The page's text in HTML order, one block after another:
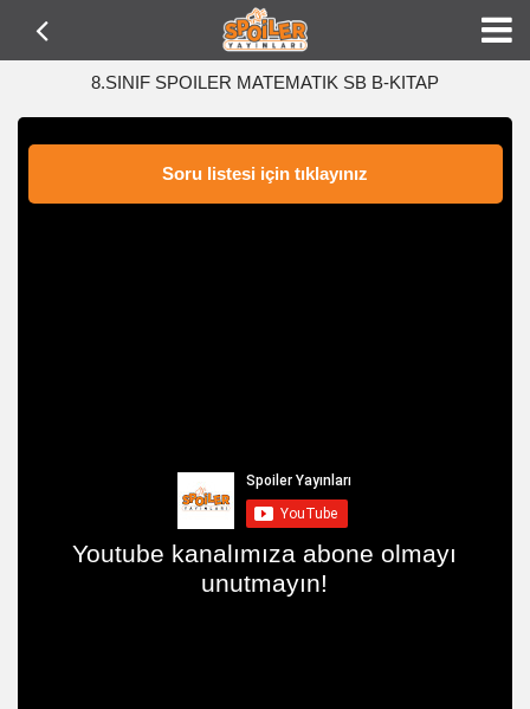
8.SINIF SPOILER MATEMATIK SB B-KITAP
Soru listesi için tıklayınız
Youtube kanalımıza abone olmayı
unutmayın!